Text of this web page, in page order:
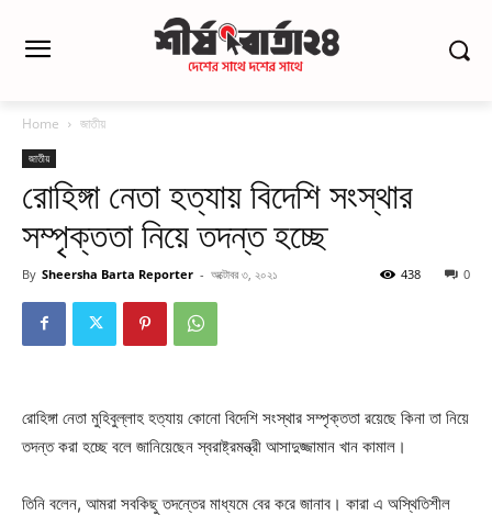
Home জাতীয়
জাতীয়
রোহিঙ্গা নেতা হত্যায় বিদেশি সংস্থার
সম্পৃক্ততা নিয়ে তদন্ত হচ্ছে
By Sheersha Barta Reporter - অক্টোবর ৩, ২০২১ 0
438
রোহিঙ্গা নেতা মুহিবুল্লাহ হত্যায় কোনো বিদেশি সংস্থার সম্পৃক্ততা রয়েছে কিনা তা নিয়ে
তদন্ত করা হচ্ছে বলে জানিয়েছেন স্বরাষ্ট্রমন্ত্রী আসাদুজ্জামান খান কামাল।
তিনি বলেন, আমরা সবকিছু তদন্তের মাধ্যমে বের করে জানাব। কারা এ অস্থিতিশীল